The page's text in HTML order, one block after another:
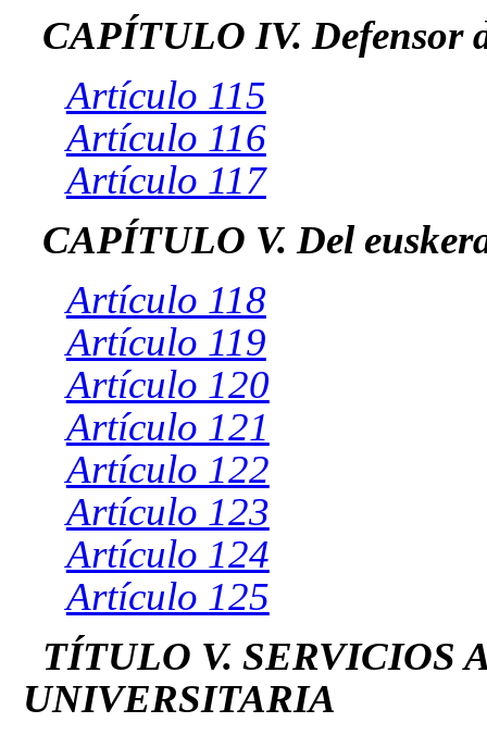
CAPÍTULO IV. Defensor
Artículo 115
Artículo 116
Artículo 117
CAPÍTULO V. Del
Artículo 118
Artículo 119
Artículo 120
Artículo 121
Artículo 122
Artículo 123
Artículo 124
Artículo 125
TÍTULO V. SERVICIOS
UNIVERSITARIA